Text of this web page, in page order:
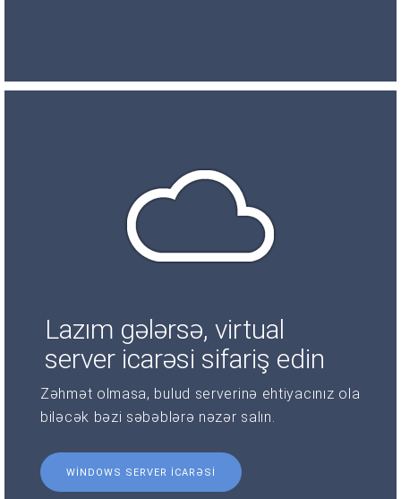
Lazım gələrsə, virtual
server icarəsi sifariş edin
Zəhmət olmasa, bulud serverinə ehtiyacınız ola
biləcək bəzi səbəblərə nəzər salın.
WINDOWS SERVER ICARƏSI